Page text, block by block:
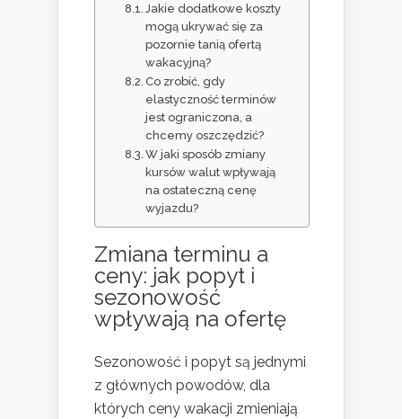
Jakie dodatkowe koszty
mogą ukrywać się za
pozornie tanią ofertą
wakacyjną?
Co zrobić, gdy
elastyczność terminów
jest ograniczona, a
chcemy oszczędzić?
W jaki sposób zmiany
kursów walut wpływają
na ostateczną cenę
wyjazdu?
Zmiana terminu a
ceny: jak popyt i
sezonowość
wpływają na ofertę
Sezonowość i popyt są jednymi
z głównych powodów, dla
których ceny wakacji zmieniają